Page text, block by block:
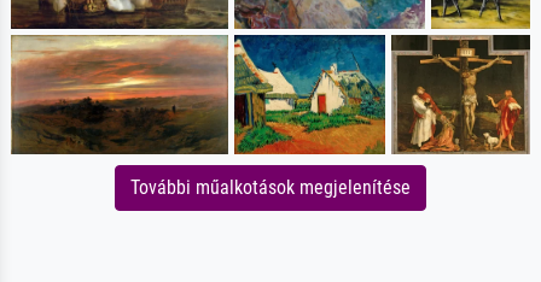
További műalkotások megjelenítése